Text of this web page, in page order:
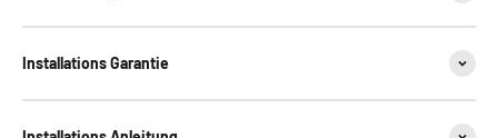
Installations Garantie